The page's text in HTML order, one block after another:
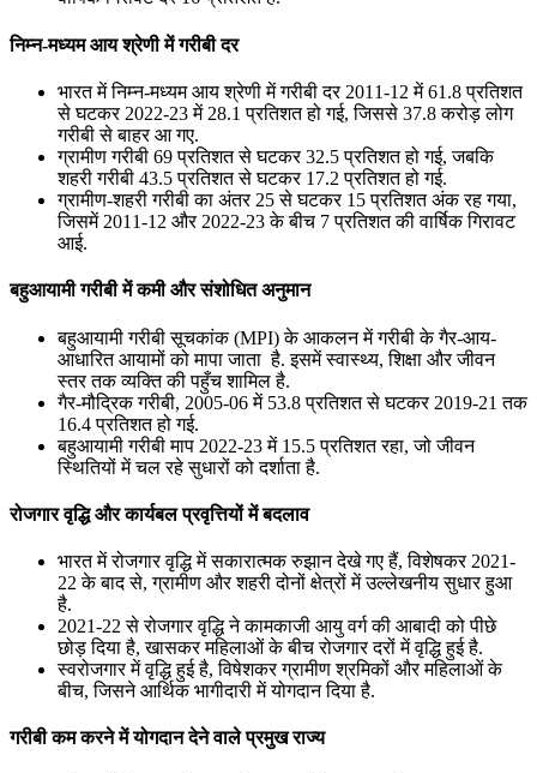
निम्न-मध्यम आय श्रेणी में गरीबी दर
भारत में निम्न-मध्यम आय श्रेणी में गरीबी दर 2011-12 में 61.8 प्रतिशत
से घटकर 2022-23 में 28.1 प्रतिशत हो गई, जिससे 37.8 करोड़ लोग
गरीबी से बाहर आ गए.
ग्रामीण गरीबी 69 प्रतिशत से घटकर 32.5 प्रतिशत हो गई, जबकि
शहरी गरीबी 43.5 प्रतिशत से घटकर 17.2 प्रतिशत हो गई.
ग्रामीण-शहरी गरीबी का अंतर 25 से घटकर 15 प्रतिशत अंक रह गया,
जिसमें 2011-12 और 2022-23 के बीच 7 प्रतिशत की वार्षिक गिरावट
आई.
बहुआयामी गरीबी में कमी और संशोधित अनुमान
बहुआयामी गरीबी सूचकांक (MPI) के आकलन में गरीबी के गैर-आय-
आधारित आयामों को मापा जाता है. इसमें स्वास्थ्य, शिक्षा और जीवन
स्तर तक व्यक्ति की पहुँच शामिल है.
गैर-मौद्रिक गरीबी, 2005-06 में 53.8 प्रतिशत से घटकर 2019-21 तक
16.4 प्रतिशत हो गई.
बहुआयामी गरीबी माप 2022-23 में 15.5 प्रतिशत रहा, जो जीवन
स्थितियों में चल रहे सुधारों को दर्शाता है.
रोजगार वृद्धि और कार्यबल प्रवृत्तियों में बदलाव
भारत में रोजगार वृद्धि में सकारात्मक रुझान देखे गए हैं, विशेषकर 2021-
22 के बाद से, ग्रामीण और शहरी दोनों क्षेत्रों में उल्लेखनीय सुधार हुआ
है.
2021-22 से रोजगार वृद्धि ने कामकाजी आयु वर्ग की आबादी को पीछे
छोड़ दिया है, खासकर महिलाओं के बीच रोजगार दरों में वृद्धि हुई है.
स्वरोजगार में वृद्धि हुई है, विषेशकर ग्रामीण श्रमिकों और महिलाओं के
बीच, जिसने आर्थिक भागीदारी में योगदान दिया है.
गरीबी कम करने में योगदान देने वाले प्रमुख राज्य